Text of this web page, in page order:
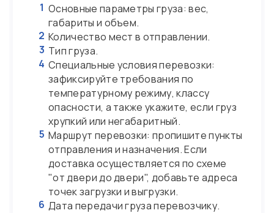
1 Основные параметры груза: вес,
габариты и объем.
2 Количество мест в отправлении.
3 Тип груза.
4 Специальные условия перевозки:
зафиксируйте требования по
температурному режиму, классу
опасности, а также укажите, если груз
хрупкий или негабаритный.
5 Маршрут перевозки: пропишите пункты
отправления и назначения. Если
доставка осуществляется по схеме
"от двери до двери", добавьте адреса
точек загрузки и выгрузки.
6 Дата передачи груза перевозчику.